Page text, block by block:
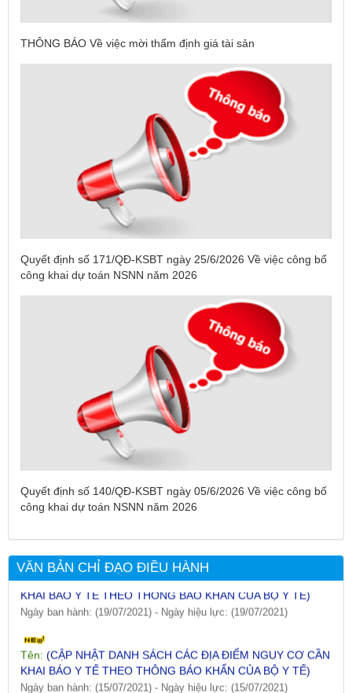
THÔNG BÁO Về việc mời thẩm định giá tài sản
Quyết định số 171/QĐ-KSBT ngày 25/6/2026 Về việc công bố
công khai dự toán NSNN năm 2026
Quyết định số 140/QĐ-KSBT ngày 05/6/2026 Về việc công bố
công khai dự toán NSNN năm 2026
VĂN BẢN CHỈ ĐẠO ĐIỀU HÀNH
Tên:(DANH SÁCH CÁC ĐỊA PHƯƠNG ĐANG THỰC HIỆN
CÁCH LY XÃ HỘI VÀ GIÃN CÁCH XÃ HỘI TÍNH ĐẾN 17H
NGÀY 25/7/2021)
Tên: (CẬP NHẬT DANH SÁCH CÁC ĐỊA ĐIỂM NGUY CƠ CẦN
KHAI BÁO Y TẾ THEO THÔNG BÁO KHẨN CỦA BỘ Y TẾ)
Ngày ban hành: (19/07/2021) -Ngày hiệu lực: (19/07/2021)
Tên:
KHAI BÁO Y TẾ THEO THÔNG BÁO KHẨN CỦA BỘ Y TẾ)
Ngày ban hành: (15/07/2021) -Ngày hiệu lực: (15/07/2021)